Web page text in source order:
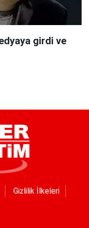
girdi ve
Gizlilik İlkeleri